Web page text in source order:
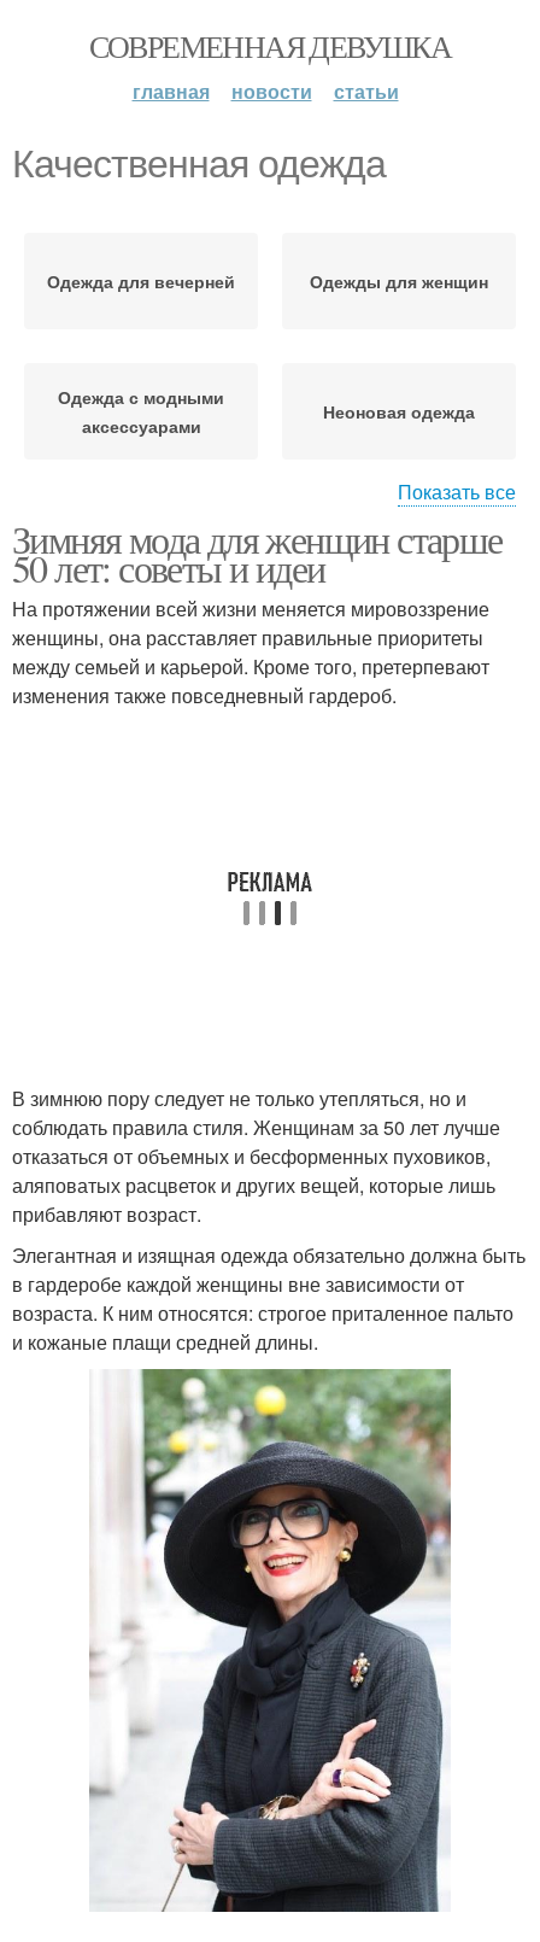
СОВРЕМЕННАЯ ДЕВУШКА
главная новости статьи
Качественная одежда
Одежда для вечерней Одежды для женщин
Одежда с модными
аксессуарами
Неоновая одежда
видов
одежде
Показать все
Зимняя мода для женщин старше
50 лет: советы и идеи
На протяжении всей жизни меняется мировоззрение
женщины, она расставляет правильные приоритеты
между семьей и карьерой. Кроме того, претерпевают
изменения также повседневный гардероб.
В зимнюю пору следует не только утепляться, но и
соблюдать правила стиля. Женщинам за 50 лет лучше
отказаться от объемных и бесформенных пуховиков,
аляповатых расцветок и других вещей, которые лишь
прибавляют возраст.
Элегантная и изящная одежда обязательно должна быть
в гардеробе каждой женщины вне зависимости от
возраста. К ним относятся: строгое приталенное пальто
и кожаные плащи средней длины.